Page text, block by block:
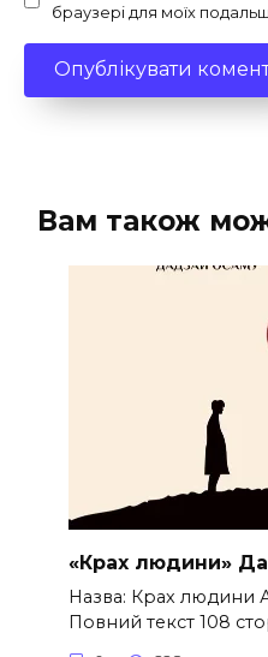
браузері для моїх
Вам також
«Крах людини»
Назва: Крах людини
Повний текст 108